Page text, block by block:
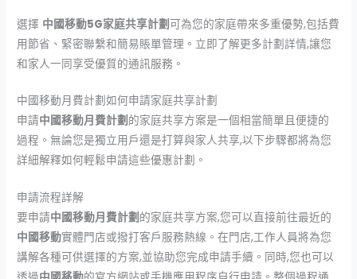
選擇 中國移動5G家庭共享計劃可為您的家庭帶來多重優勢,包括費
用節省、緊密聯繫和簡易賬單管理。立即了解更多計劃詳情,讓您
和家人一同享受優質的通訊服務。
中國移動月費計劃如何申請家庭共享計劃
申請中國移動月費計劃的家庭共享方案是一個相當簡單且便捷的
過程。無論您是獨立用戶還是打算與家人共享,以下步驟都將為您
詳細解釋如何輕鬆申請這些優惠計劃。
申請流程詳解
要申請中國移動月費計劃的家庭共享方案,您可以直接前往最近的
中國移動實體門店或撥打客戶服務熱線。在門店,工作人員將為您
講解各種可供選擇的方案,並協助您完成申請手續。同時,您也可以